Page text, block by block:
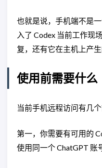
也就是说，手机端不是
入了 Codex 当前工作现
复，还有它在主机上产生
使用前需要什么
当前手机远程访问有几个
第一，你需要有可用的
使用同一个 ChatGPT 账